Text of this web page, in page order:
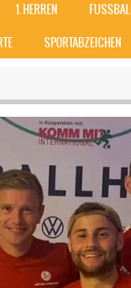
1. HERREN FUSSBALL
SPORTABZEICHEN